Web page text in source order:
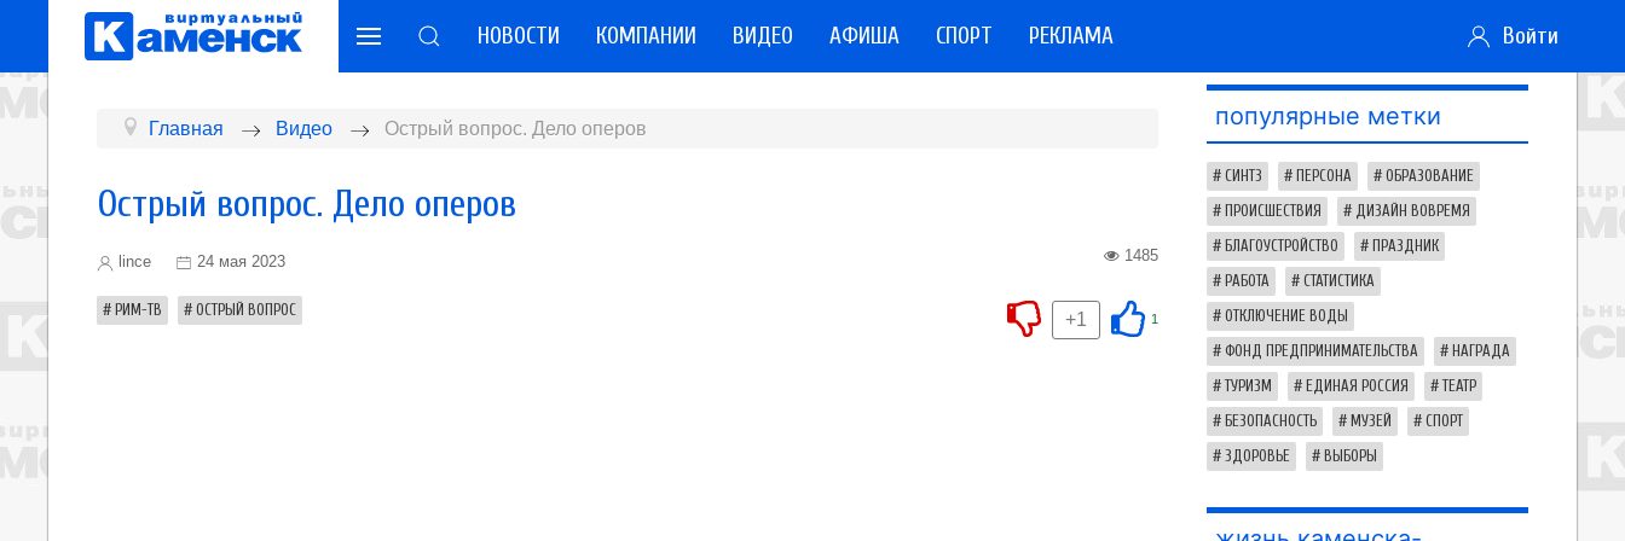
НОВОСТИ КОМПАНИИ ВИДЕО АФИША СПОРТ РЕКЛАМА Войти
Главная Видео Острый вопрос. Дело оперов
Острый вопрос. Дело оперов
lince 24 мая 2023 1485
РИМ-ТВ ОСТРЫЙ ВОПРОС 1
+1
популярные метки
СИНТЗ ПЕРСОНА ОБРАЗОВАНИЕ
ПРОИСШЕСТВИЯ ДИЗАЙН ВОВРЕМЯ
БЛАГОУСТРОЙСТВО ПРАЗДНИК
РАБОТА СТАТИСТИКА
ОТКЛЮЧЕНИЕ ВОДЫ
ФОНД ПРЕДПРИНИМАТЕЛЬСТВА НАГРАДА
ТУРИЗМ ЕДИНАЯ РОССИЯ ТЕАТР
БЕЗОПАСНОСТЬ МУЗЕЙ СПОРТ
ЗДОРОВЬЕ ВЫБОРЫ